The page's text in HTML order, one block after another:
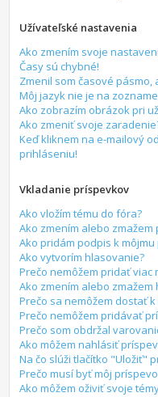
Užívateľské nastavenia
Ako zmením svoje
Časy sú chybné!
Zmenil som časové pásmo,
Môj jazyk nie je na
Ako zobrazím obrázok pri
Ako zmeniť svoje
Keď kliknem na e-mailový
prihláseniu!
Vkladanie príspevkov
Ako vložím tému do fóra?
Ako zmením alebo zmažem
Ako pridám podpis k
Ako vytvorím hlasovanie?
Prečo nemôžem pridať viac
Ako zmením alebo zmažem
Prečo sa nemôžem dostať
Prečo nemôžem pridávať
Prečo som obdržal
Ako môžem nahlásiť
Na čo slúži tlačítko "Uložiť"
Prečo musí byť môj
Ako môžem oživiť svoje